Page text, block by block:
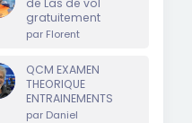
de Las de vol
gratuitement
par Florent
QCM EXAMEN
THEORIQUE
ENTRAINEMENTS
par Daniel